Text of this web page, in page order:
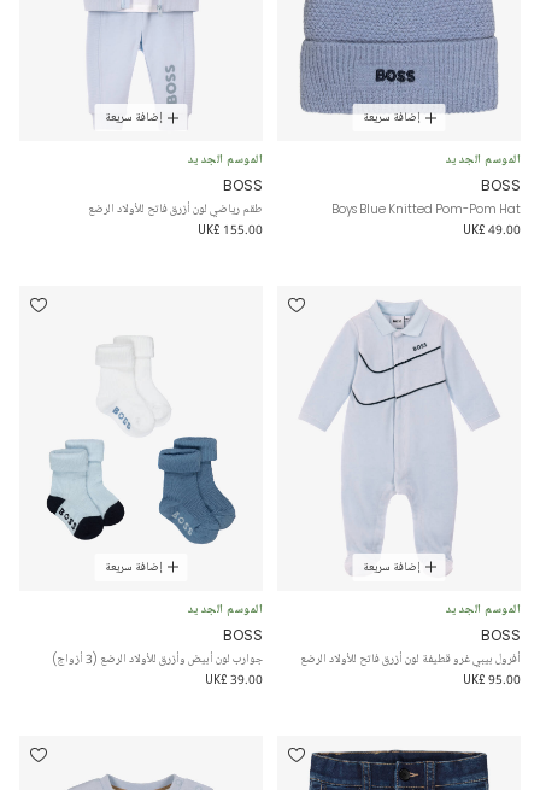
إضافة سريعة
الموسم الجديد
BOSS
Boys Blue Knitted Pom-Pom Hat
UK£ 49.00
إضافة سريعة
الموسم الجديد
BOSS
طقم رياضي لون أزرق فاتح للأولاد الرضع
UK£ 155.00
إضافة سريعة
الموسم الجديد
BOSS
أفرول بيبي غرو قطيفة لون أزرق فاتح للأولاد الرضع
UK£ 95.00
إضافة سريعة
الموسم الجديد
BOSS
جوارب لون أبيض وأزرق للأولاد الرضع (3 أزواج)
UK£ 39.00